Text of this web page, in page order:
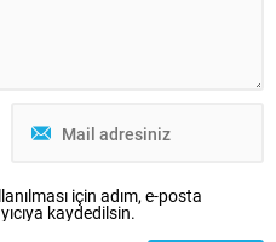
için adım, e-posta
kaydedilsin.